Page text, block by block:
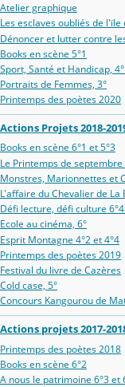
Atelier graphique
Les esclaves oubliés de l'ïle
Dénoncer et lutter contre
Books en scène 5°1
Sport, Santé et Handicap,
Portraits de Femmes, 3°
Printemps des poètes 2020
Actions Projets 2018-
Books en scène 6°1 et 5°3
Le Printemps de septembre
Monstres, Marionnettes et
L'affaire du Chevalier de La
Défi lecture, défi culture
Ecole au cinéma, 6°
Esprit Montagne 4°2 et 4°4
Printemps des poètes 2019
Festival du livre de Cazères
Cold case, 5°
Concours Kangourou de
Actions projets 2017-
Printemps des poètes 2018
Books en scène 6°2
A nous le patrimoine 6°3 et